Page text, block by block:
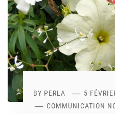
BY PERLA
5
COMMUNICATION